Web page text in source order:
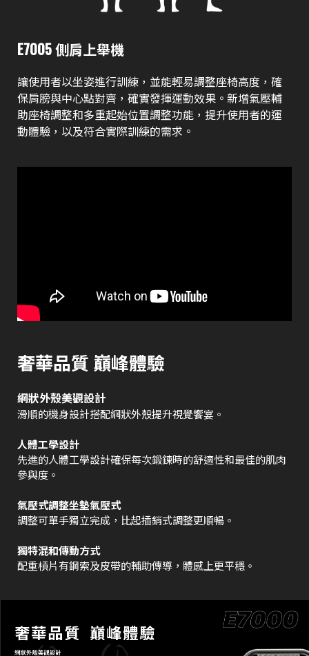
E7005 側肩上舉機
讓使用者以坐姿進行訓練，並能輕易調整座椅高度，確
保肩膀與中心點對齊，確實發揮運動效果。新增氣壓輔
助座椅調整和多重起始位置調整功能，提升使用者的運
動體驗，以及符合實際訓練的需求。
奢華品質 巔峰體驗
網狀外殼美觀設計
滑順的機身設計搭配網狀外殼提升視覺饗宴。
人體工學設計
先進的人體工學設計確保每次鍛鍊時的舒適性和最佳的肌肉
參與度。
氣壓式調整坐墊氣壓式
調整可單手獨立完成，比起插銷式調整更順暢。
獨特混和傳動方式
配重槓片有鋼索及皮帶的輔助傳導，體感上更平穩。